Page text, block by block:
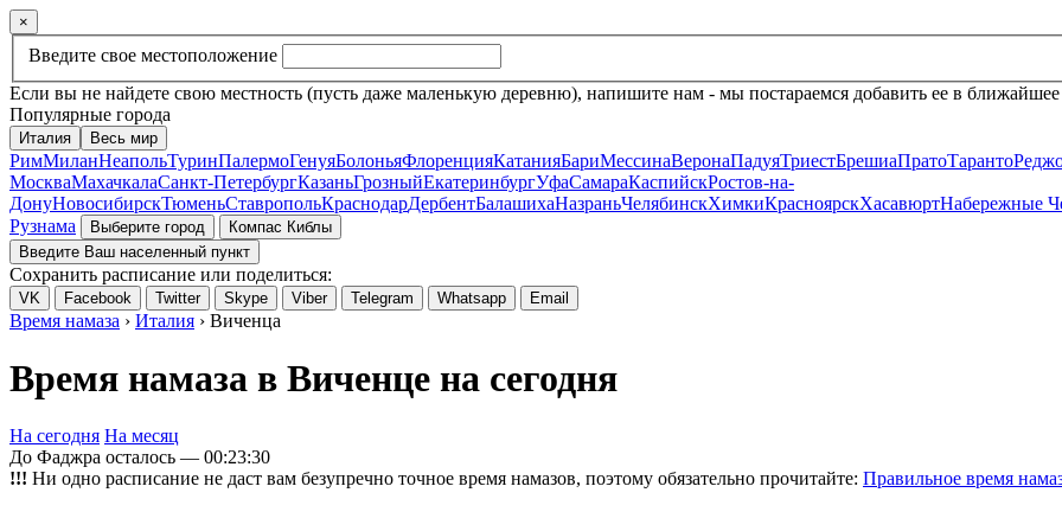
×
Введите свое местоположение
Если вы не найдете свою местность (пусть даже маленькую деревню), напишите нам - мы постараемся добавить ее в
Популярные города
Италия Весь мир
РимМиланНеапольТуринПалермоГенуяБолоньяФлоренцияКатанияБариМессинаВеронаПадуяТриестБрешиаПратоТаранто
МоскваМахачкалаСанкт-ПетербургКазаньГрозныйЕкатеринбургУфаСамараКаспийскРостов-на-
ДонуНовосибирскТюменьСтавропольКраснодарДербентБалашихаНазраньЧелябинскХимкиКрасноярскХасавюртНабережные
Рузнама
Выберите город
Компас Киблы
Введите Ваш населенный пункт
Сохранить расписание или поделиться:
VK Facebook Twitter Skype Viber Telegram Whatsapp Email
Время намаза › Италия › Виченца
Время намаза в Виченце на сегодня
На сегодня На месяц
До Фаджра осталось — 00:23:30
!!! Ни одно расписание не даст вам безупречно точное время намазов, поэтому обязательно прочитайте: Правильное время